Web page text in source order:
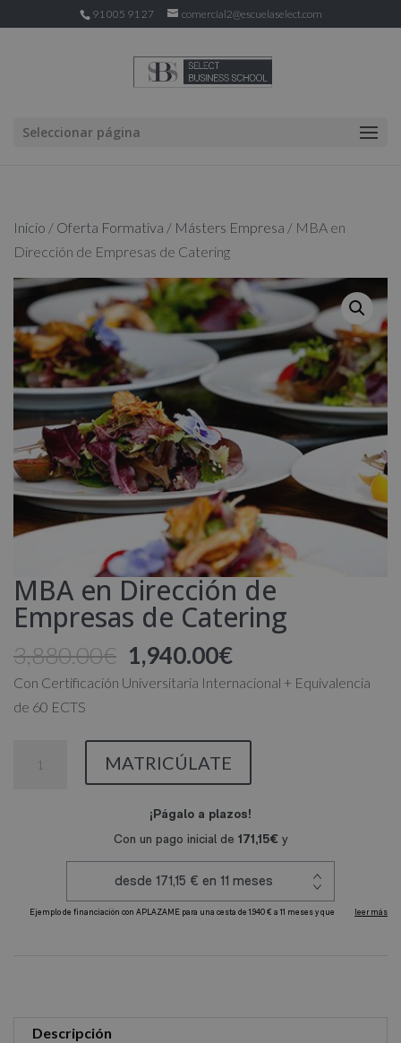
91 005 91 27 comercial2@escuelaselect.com
Seleccionar página
Inicio / Oferta Formativa / Másters Empresa / MBA en
Dirección de Empresas de Catering
MBA en Dirección de
Empresas de Catering
3,880.00€ El
precio
3,880.00€.
1,940.00€El
precio
1,940.00€.
Con Certificación Universitaria Internacional + Equivalencia
de 60 ECTS
cantidad
MATRICÚLATE
Descripción